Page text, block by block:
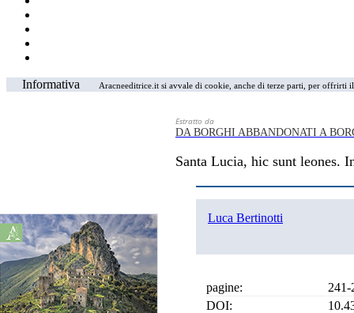
Informativa Aracneeditrice.it si avvale di cookie, anche di terze parti, per
Estratto da
DA BORGHI ABBANDONATI A
Santa Lucia, hic sunt leones.
Luca Bertinotti
pagine:
241-
DOI: